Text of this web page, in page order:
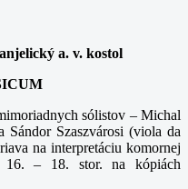
a. v. kostol
sólistov – Michal
Sándor Szaszvárosi (viola da
na interpretáciu komornej
16. – 18. stor. na kópiách